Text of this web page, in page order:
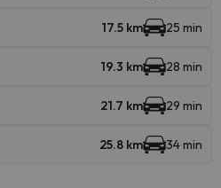
17.5 km 25 min
19.3 km 28 min
21.7 km 29 min
25.8 km 34 min